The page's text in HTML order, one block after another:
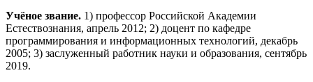
Учёное звание. 1) профессор Российской Академии
Естествознания, апрель 2012; 2) доцент по кафедре
программирования и информационных технологий, декабрь
2005; 3) заслуженный работник науки и образования, сентябрь
2019.